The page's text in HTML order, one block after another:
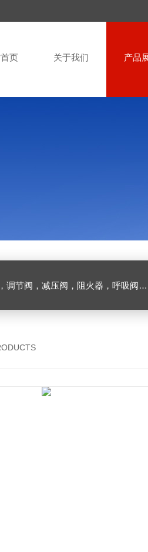
页 关于我们 产品
阀，减压阀，阻火器，呼吸阀，排气阀